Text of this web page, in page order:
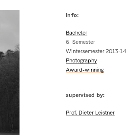
Info:
Bachelor
6. Semester
Wintersemester 2013-14
Photography
Award-winning
supervised by:
Prof. Dieter Leistner